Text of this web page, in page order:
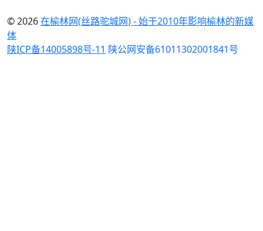
© 2026在榆林网(丝路驼城网) - 始于2010年影响榆林的新媒
体
陕ICP备14005898号-11 陕公网安备61011302001841号